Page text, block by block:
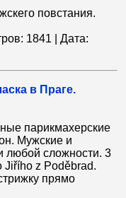
повстания.
1841
Дата:
в Праге.
парикмахерские
Мужские и
любой сложности. 3
Jiřího z Poděbrad.
прямо